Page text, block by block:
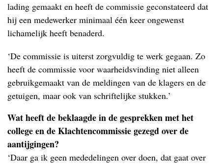
lading gemaakt en heeft de commissie geconstateerd dat
hij een medewerker minimaal één keer ongewenst
lichamelijk heeft benaderd.
‘De commissie is uiterst zorgvuldig te werk gegaan. Zo
heeft de commissie voor waarheidsvinding niet alleen
gebruikgemaakt van de meldingen van de klagers en de
getuigen, maar ook van schriftelijke stukken.’
Wat heeft de beklaagde in de gesprekken met het
college en de Klachtencommissie gezegd over de
aantijgingen?
‘Daar ga ik geen mededelingen over doen, dat gaat over